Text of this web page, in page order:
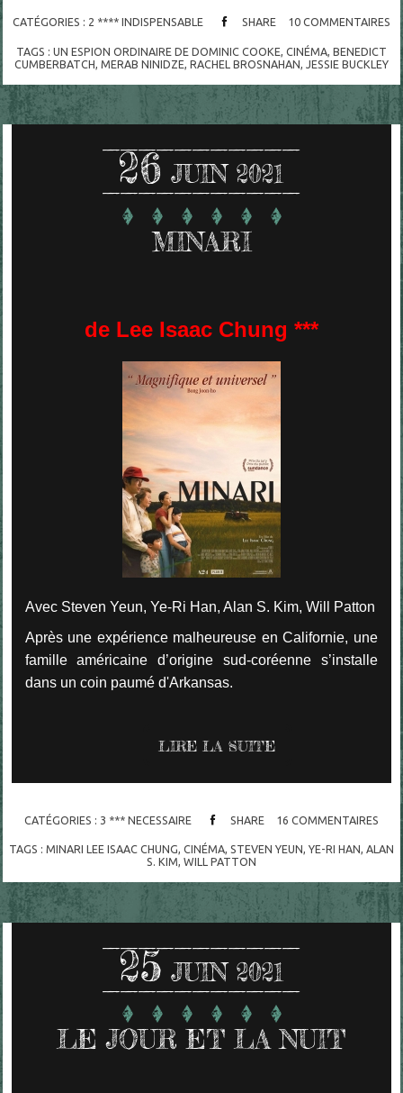
CATÉGORIES : 2 **** INDISPENSABLE SHARE 10 COMMENTAIRES
TAGS : UN ESPION ORDINAIRE DE DOMINIC COOKE CINÉMA, BENEDICT
CUMBERBATCH MERAB NINIDZE RACHEL BROSNAHAN JESSIE BUCKLEY
26 JUIN 2021
MINARI
de Lee Isaac Chung ***
Avec Steven Yeun, Ye-Ri Han, Alan S. Kim, Will Patton
Après une expérience malheureuse en Californie, une
famille américaine d’origine sud-coréenne s’installe
dans un coin paumé d'Arkansas.
LIRE LA SUITE
CATÉGORIES : 3 *** NECESSAIRE SHARE 16 COMMENTAIRES
TAGS : MINARI LEE ISAAC CHUNG, CINÉMA, STEVEN YEUN, YE-RI HAN, ALAN
S. KIM, WILL PATTON
25 JUIN 2021
LE JOUR ET LA NUIT